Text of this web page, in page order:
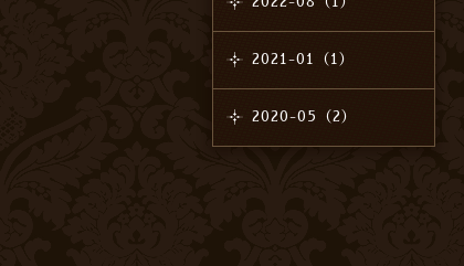
2021-01（1）
2020-05（2）